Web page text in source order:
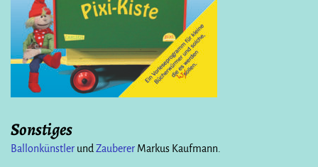
Sonstiges
Ballonkünstler undZauberer Markus Kaufmann.